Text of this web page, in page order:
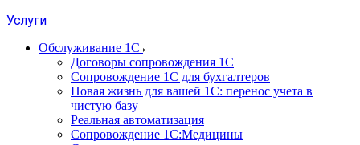
Услуги
Обслуживание 1С
Договоры сопровождения 1С
Сопровождение 1С для бухгалтеров
Новая жизнь для вашей 1С: перенос учета в
чистую базу
Реальная автоматизация
Сопровождение 1С:Медицины